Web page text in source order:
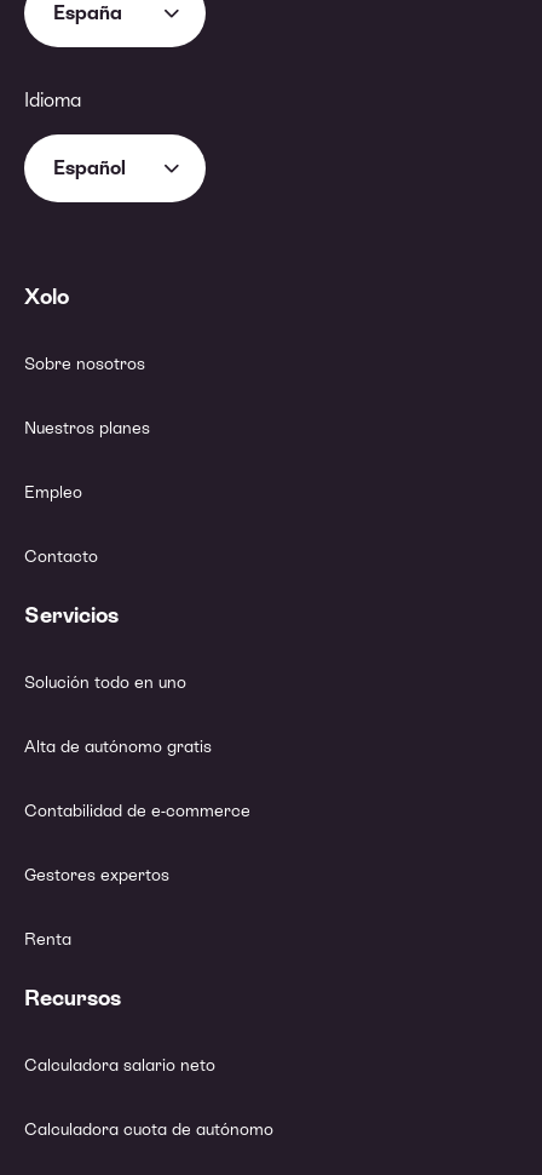
España
Idioma
Español
Xolo
Sobre nosotros
Nuestros planes
Empleo
Contacto
Servicios
Solución todo en uno
Alta de autónomo gratis
Contabilidad de e-commerce
Gestores expertos
Renta
Recursos
Calculadora salario neto
Calculadora cuota de autónomo